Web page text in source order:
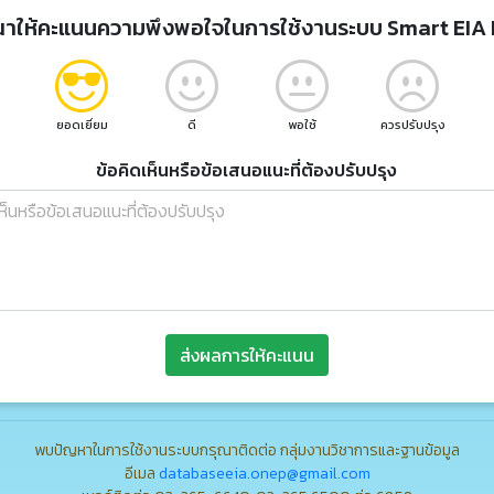
ให้คะแนนความพึงพอใจในการใช้งานระบบ Smart EIA
ยอดเยี่ยม ดี พอใช้ ควรปรับปรุง
ข้อคิดเห็นหรือข้อเสนอแนะที่ต้องปรับปรุง
ส่งผลการให้คะแนน
พบปัญหาในการใช้งานระบบกรุณาติดต่อ กลุ่มงานวิชาการและฐานข้อมูล
อีเมล databaseeia.onep@gmail.com